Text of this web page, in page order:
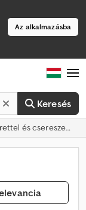
Az alkalmazásba
Keresés
és